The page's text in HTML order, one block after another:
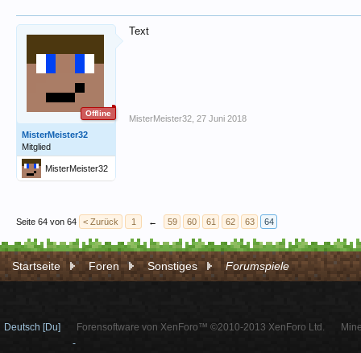
Offline
MisterMeister32
Mitglied
MisterMeister32
Text
MisterMeister32 27 Juni 2018
Seite 64 von 64 < Zurück 1 ← 59 60 61 62 63 64
Startseite Foren Sonstiges Forumspiele
Deutsch [Du]
Forensoftware von XenForo™ ©2010-2013 XenForo Ltd.
-